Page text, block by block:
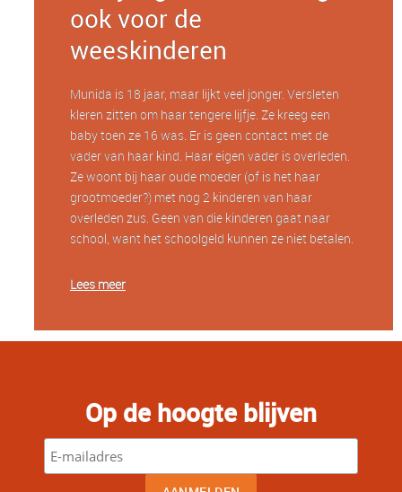
ook voor de
weeskinderen
Munida is 18 jaar, maar lijkt veel jonger. Versleten
kleren zitten om haar tengere lijfje. Ze kreeg een
baby toen ze 16 was. Er is geen contact met de
vader van haar kind. Haar eigen vader is overleden.
Ze woont bij haar oude moeder (of is het haar
grootmoeder?) met nog 2 kinderen van haar
overleden zus. Geen van die kinderen gaat naar
school, want het schoolgeld kunnen ze niet betalen.
Lees meer
Op de hoogte blijven